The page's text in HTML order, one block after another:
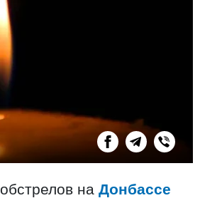
на Донбассе